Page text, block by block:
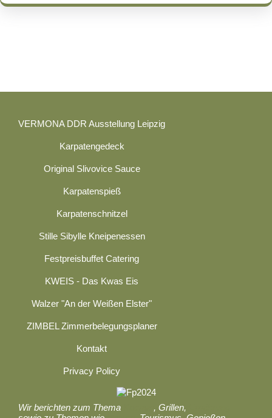
VERMONA DDR Ausstellung Leipzig
Karpatengedeck
Original Slivovice Sauce
Karpatenspieß
Karpatenschnitzel
Stille Sibylle Kneipenessen
Festpreisbuffet Catering
KWEIS - Das Kwas Eis
Walzer "An der Weißen Elster"
ZIMBEL Zimmerbelegungsplaner
Kontakt
Privacy Policy
Wir berichten zum Thema , Grillen,